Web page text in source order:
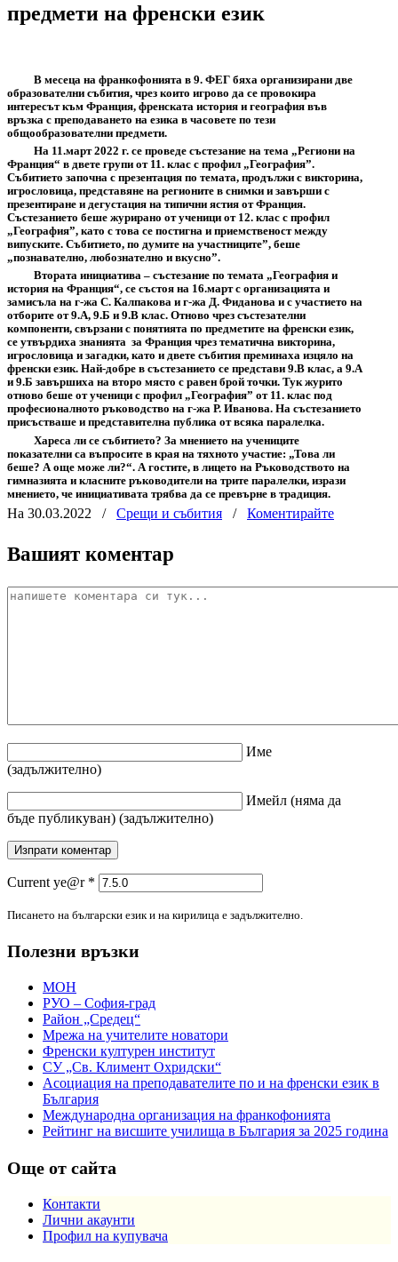
предмети на френски език
В месеца на франкофонията в 9. ФЕГ бяха организирани две
образователни събития, чрез които игрово да се провокира
интересът към Франция, френската история и география във
връзка с преподаването на езика в часовете по тези
общообразователни предмети.
На 11.март 2022 г. се проведе състезание на тема „Региони на
Франция“ в двете групи от 11. клас с профил „География”.
Събитието започна с презентация по темата, продължи с викторина,
игрословица, представяне на регионите в снимки и завърши с
презентиране и дегустация на типични ястия от Франция.
Състезанието беше журирано от ученици от 12. клас с профил
„География”, като с това се постигна и приемственост между
випуските. Събитието, по думите на участниците”, беше
„познавателно, любознателно и вкусно”.
Втората инициатива – състезание по темата „География и
история на Франция“, се състоя на 16.март с организацията и
замисъла на г-жа С. Калпакова и г-жа Д. Фиданова и с участието на
отборите от 9.А, 9.Б и 9.В клас. Отново чрез състезателни
компоненти, свързани с понятията по предметите на френски език,
се утвърдиха знанията за Франция чрез тематична викторина,
игрословица и загадки, като и двете събития преминаха изцяло на
френски език. Най-добре в състезанието се представи 9.В клас, а 9.А
и 9.Б завършиха на второ място с равен брой точки. Тук журито
отново беше от ученици с профил „География” от 11. клас под
професионалното ръководство на г-жа Р. Иванова. На състезанието
присъстваше и представителна публика от всяка паралелка.
Хареса ли се събитието? За мнението на учениците
показателни са въпросите в края на тяхното участие: „Това ли
беше? А още може ли?“. А гостите, в лицето на Ръководството на
гимназията и класните ръководители на трите паралелки, изрази
мнението, че инициативата трябва да се превърне в традиция.
На 30.03.2022 / Срещи и събития / Коментирайте
Вашият коментар
Име
(задължително)
Имейл (няма да
бъде публикуван) (задължително)
Current ye@r *
Писането на български език и на кирилица е задължително.
Полезни връзки
МОН
РУО – София-град
Район „Средец“
Мрежа на учителите новатори
Френски културен институт
СУ „Св. Климент Охридски“
Асоциация на преподавателите по и на френски език в
България
Международна организация на франкофонията
Рейтинг на висшите училища в България за 2025 година
Още от сайта
Контакти
Лични акаунти
Профил на купувача